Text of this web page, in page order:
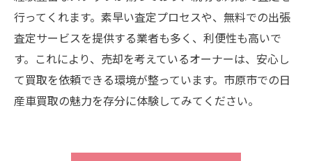
行ってくれます。素早い査定プロセスや、無料での出張
査定サービスを提供する業者も多く、利便性も高いで
す。これにより、売却を考えているオーナーは、安心し
て買取を依頼できる環境が整っています。市原市での日
産車買取の魅力を存分に体験してみてください。